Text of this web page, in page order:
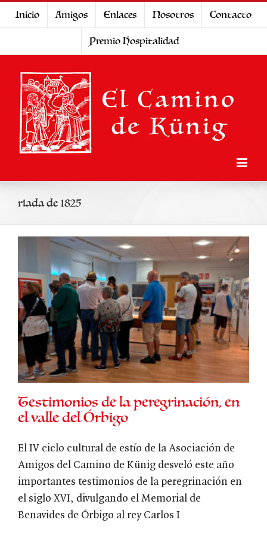
Inicio Amigos Enlaces Nosotros
Contacto
Premio Hospitalidad
riada de 1825
Testimonios de la peregrinación, en
el valle del Órbigo
El IV ciclo cultural de estío de la Asociación de
Amigos del Camino de Künig desveló este año
importantes testimonios de la peregrinación en
el siglo XVI, divulgando el Memorial de
Benavides de Órbigo al rey Carlos I